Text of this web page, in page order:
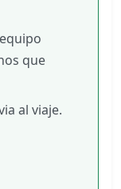
que
al viaje.